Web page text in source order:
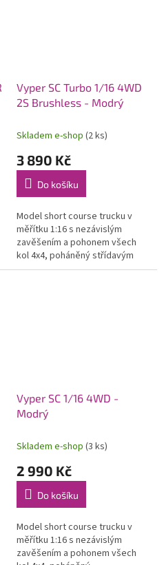
Vyper SC Turbo 1/16 4WD
2S Brushless - Modrý
Skladem e-shop (2 ks)
3 890 Kč
Do košíku
Model short course trucku v
měřítku 1:16 s nezávislým
zavěšením a pohonem všech
kol 4x4, poháněný střídavým
motorem vč. RC 2,4GHz
Vyper SC 1/16 4WD -
Modrý
Skladem e-shop (3 ks)
2 990 Kč
Do košíku
Model short course trucku v
měřítku 1:16 s nezávislým
zavěšením a pohonem všech